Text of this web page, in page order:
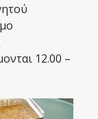
12.00 –